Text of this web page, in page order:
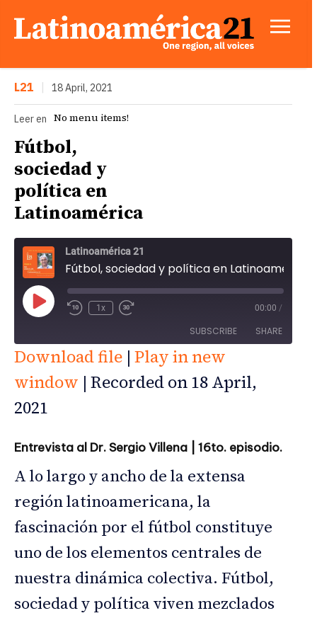
L21 18 April, 2021
Leer en No menu items!
Fútbol,
sociedad y
política en
Latinoamérica
Latinoamérica 21
Fútbol, sociedad y política en Latinoamérica
P
a
y
p
i
d
e
1x 00:00 /
SUBSCRIBE SHARE
RSS FEED
SHARE
LINK
Download file | Play in new
window | Recorded on 18 April,
2021
Entrevista al Dr. Sergio Villena | 16to. episodio.
A lo largo y ancho de la extensa
región latinoamericana, la
fascinación por el fútbol constituye
uno de los elementos centrales de
nuestra dinámica colectiva. Fútbol,
sociedad y política viven mezclados